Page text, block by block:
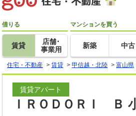
借りる
賃貸
店舗･
事業用
マンションを買う
新築 中古
住宅・不動産 > 賃貸 > 甲信越・北陸 > 富山県
賃貸アパート
ＩＲＯＤＯＲＩ Ｂ